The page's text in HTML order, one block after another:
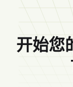
开始您